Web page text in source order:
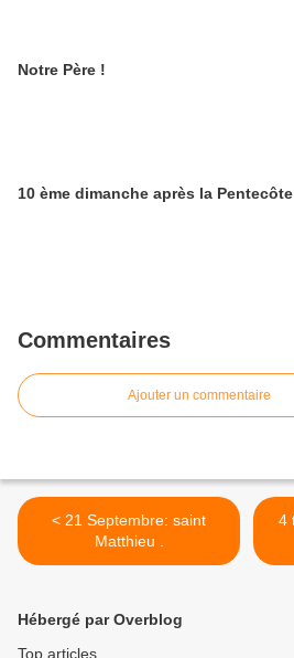
Notre Père !
10 ème dimanche après la Pentecôte
Commentaires
Ajouter un commentaire
< 21 Septembre: saint
Matthieu .
Hébergé par Overblog
Top articles